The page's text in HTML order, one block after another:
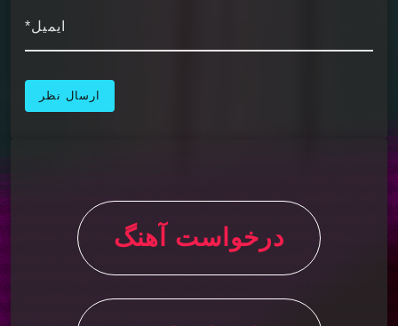
ایمیل*
درخواست آهنگ